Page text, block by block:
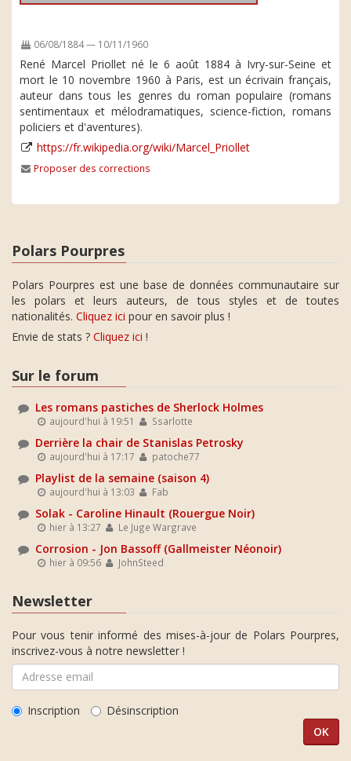
06/08/1884 — 10/11/1960
René Marcel Priollet né le 6 août 1884 à Ivry-sur-Seine et
mort le 10 novembre 1960 à Paris, est un écrivain français,
auteur dans tous les genres du roman populaire (romans
sentimentaux et mélodramatiques, science-fiction, romans
policiers et d'aventures).
https://fr.wikipedia.org/wiki/Marcel_Priollet
Proposer des corrections
Polars Pourpres
Polars Pourpres est une base de données communautaire sur
les polars et leurs auteurs, de tous styles et de toutes
nationalités. Cliquez ici pour en savoir plus !
Envie de stats ? Cliquez ici !
Sur le forum
Les romans pastiches de Sherlock Holmes
aujourd'hui à 19:51 Ssarlotte
Derrière la chair de Stanislas Petrosky
aujourd'hui à 17:17 patoche77
Playlist de la semaine (saison 4)
aujourd'hui à 13:03 Fab
Solak - Caroline Hinault (Rouergue Noir)
hier à 13:27 Le Juge Wargrave
Corrosion - Jon Bassoff (Gallmeister Néonoir)
hier à 09:56 JohnSteed
Newsletter
Pour vous tenir informé des mises-à-jour de Polars Pourpres,
inscrivez-vous à notre newsletter !
Inscription Désinscription